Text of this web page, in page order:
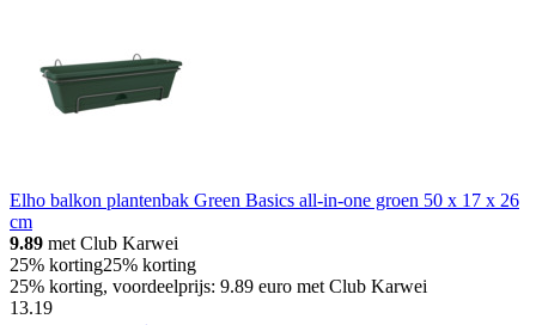
Elho balkon plantenbak Green Basics all-in-one groen 50 x 17 x 26
cm
9.89 met Club Karwei
25% korting25% korting
25% korting, voordeelprijs: 9.89 euro met Club Karwei
13.19